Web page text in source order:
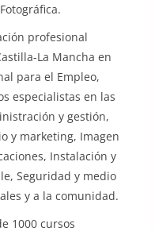
profesional
La Mancha en
para el Empleo,
especialistas en las
y gestión,
y marketing, Imagen
Instalación y
Seguridad y medio
y a la comunidad.
1000 cursos